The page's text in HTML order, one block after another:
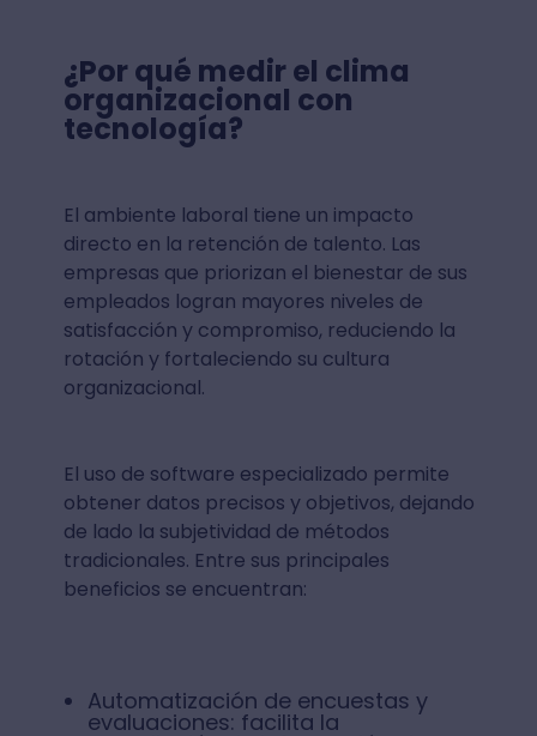
¿Por qué medir el clima
organizacional con
tecnología?
El ambiente laboral tiene un impacto
directo en la retención de talento. Las
empresas que priorizan el bienestar de sus
empleados logran mayores niveles de
satisfacción y compromiso, reduciendo la
rotación y fortaleciendo su cultura
organizacional.
El uso de software especializado permite
obtener datos precisos y objetivos, dejando
de lado la subjetividad de métodos
tradicionales. Entre sus principales
beneficios se encuentran:
Automatización de encuestas y
evaluaciones: facilita la